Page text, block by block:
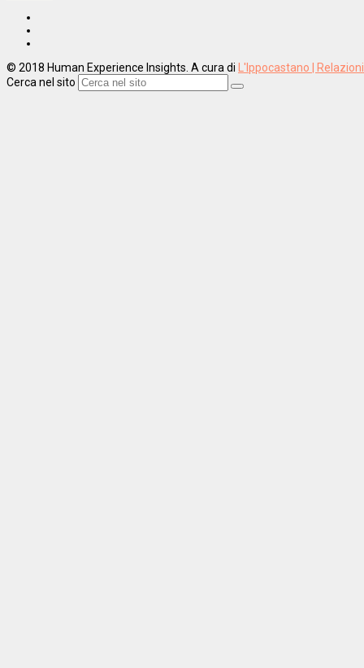
© 2018 Human Experience Insights. A cura di L'Ippocastano |
Cerca nel sito